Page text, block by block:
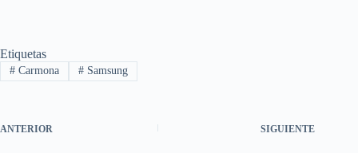
Etiquetas
#Carmona #Samsung
ANTERIOR SIGUIENTE